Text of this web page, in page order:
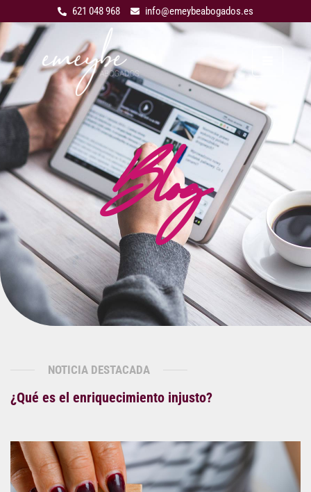
621 048 968 info@emeybeabogados.es
Blog
NOTICIA DESTACADA
¿Qué es el enriquecimiento injusto?